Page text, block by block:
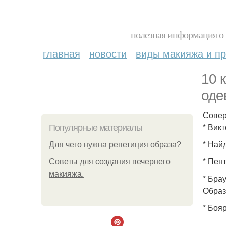
полезная информация
главная новости виды макияжа и
10
Популярные материалы
Для чего нужна репетиция образа?
Советы для создания вечернего
макияжа.
*
*
*
*
*